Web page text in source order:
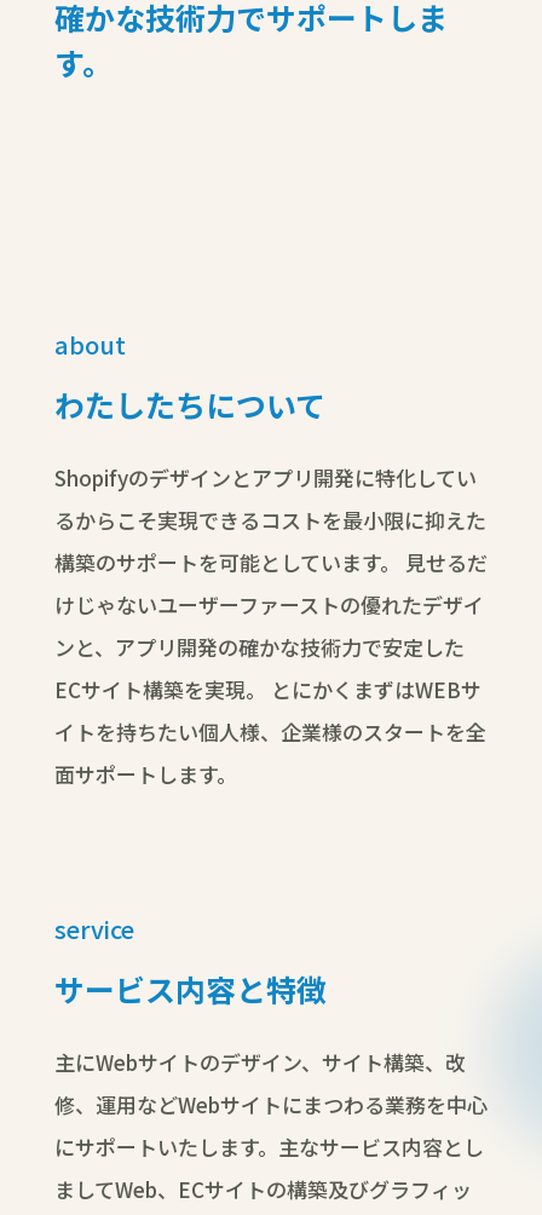
確かな技術力でサポートしま
す。
about
わたしたちについて
Shopifyのデザインとアプリ開発に特化してい
るからこそ実現できるコストを最小限に抑えた
構築のサポートを可能としています。 見せるだ
けじゃないユーザーファーストの優れたデザイ
ンと、アプリ開発の確かな技術力で安定した
ECサイト構築を実現。
とにかくまずはWEBサ
イトを持ちたい個人様、企業様のスタートを全
面サポートします。
service
サービス内容と特徴
主にWebサイトのデザイン、サイト構築、改
修、運用などWebサイトにまつわる業務を中心
にサポートいたします。主なサービス内容とし
ましてWeb、ECサイトの構築及びグラフィッ